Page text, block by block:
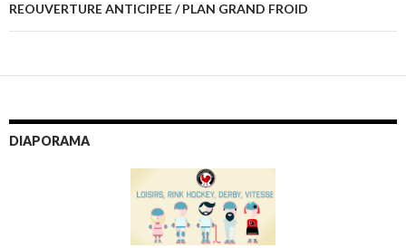
articles
REOUVERTURE ANTICIPEE / PLAN GRAND FROID
DIAPORAMA